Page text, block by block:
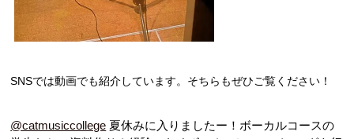
SNSでは動画でも紹介しています。そちらもぜひご覧ください！
@catmusiccollege 夏休みに入りましたー！ボーカルコースの